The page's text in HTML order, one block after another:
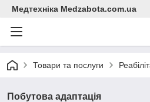
Медтехніка Medzabota.com.ua
Товари та послуги
Побутова адаптація